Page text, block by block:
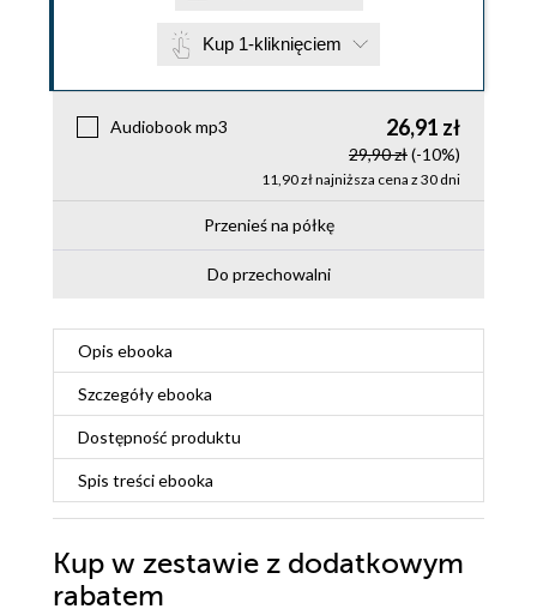
Kup 1-kliknięciem
Audiobook mp3 26,91 zł
29,90 zł(-10%)
11,90 zł najniższa cena z 30 dni
Przenieś na półkę
Do przechowalni
Opis ebooka
Szczegółyebooka
Dostępność produktu
Spis treściebooka
Kup w zestawie z dodatkowym
rabatem